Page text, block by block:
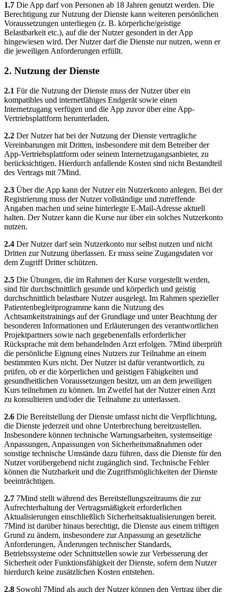
1.7 Die App darf von Personen ab 18 Jahren genutzt werden. Die
Berechtigung zur Nutzung der Dienste kann weiteren persönlichen
Voraussetzungen unterliegen (z. B. körperliche/geistige
Belastbarkeit etc.), auf die der Nutzer gesondert in der App
hingewiesen wird. Der Nutzer darf die Dienste nur nutzen, wenn er
die jeweiligen Anforderungen erfüllt.
2. Nutzung der Dienste
2.1 Für die Nutzung der Dienste muss der Nutzer über ein
kompatibles und internetfähiges Endgerät sowie einen
Internetzugang verfügen und die App zuvor über eine App-
Vertriebsplattform herunterladen.
2.2 Der Nutzer hat bei der Nutzung der Dienste vertragliche
Vereinbarungen mit Dritten, insbesondere mit dem Betreiber der
App-Vertriebsplattform oder seinem Internetzugangsanbieter, zu
berücksichtigen. Hierdurch anfallende Kosten sind nicht Bestandteil
des Vertrags mit 7Mind.
2.3 Über die App kann der Nutzer ein Nutzerkonto anlegen. Bei der
Registrierung muss der Nutzer vollständige und zutreffende
Angaben machen und seine hinterlegte E-Mail-Adresse aktuell
halten. Der Nutzer kann die Kurse nur über ein solches Nutzerkonto
nutzen.
2.4 Der Nutzer darf sein Nutzerkonto nur selbst nutzen und nicht
Dritten zur Nutzung überlassen. Er muss seine Zugangsdaten vor
dem Zugriff Dritter schützen.
2.5 Die Übungen, die im Rahmen der Kurse vorgestellt werden,
sind für durchschnittlich gesunde und körperlich und geistig
durchschnittlich belastbare Nutzer ausgelegt. Im Rahmen spezieller
Patientenbegleitprogramme kann die Nutzung des
Achtsamkeitstrainings auf der Grundlage und unter Beachtung der
besonderen Informationen und Erläuterungen des verantwortlichen
Projektpartners sowie nach gegebenenfalls erforderlicher
Rücksprache mit dem behandelnden Arzt erfolgen. 7Mind überprüft
die persönliche Eignung eines Nutzers zur Teilnahme an einem
bestimmten Kurs nicht. Der Nutzer ist dafür verantwortlich, zu
prüfen, ob er die körperlichen und geistigen Fähigkeiten und
gesundheitlichen Voraussetzungen besitzt, um an dem jeweiligen
Kurs teilnehmen zu können. Im Zweifel hat der Nutzer einen Arzt
zu konsultieren und/oder die Teilnahme zu unterlassen.
2.6 Die Bereitstellung der Dienste umfasst nicht die Verpflichtung,
die Dienste jederzeit und ohne Unterbrechung bereitzustellen.
Insbesondere können technische Wartungsarbeiten, systemseitige
Anpassungen, Anpassungen von Sicherheitsmaßnahmen oder
sonstige technische Umstände dazu führen, dass die Dienste für den
Nutzer vorübergehend nicht zugänglich sind. Technische Fehler
können die Nutzbarkeit und die Zugriffsmöglichkeiten der Dienste
beeinträchtigen.
2.7 7Mind stellt während des Bereitstellungszeitraums die zur
Aufrechterhaltung der Vertragsmäßigkeit erforderlichen
Aktualisierungen einschließlich Sicherheitsaktualisierungen bereit.
7Mind ist darüber hinaus berechtigt, die Dienste aus einem triftigen
Grund zu ändern, insbesondere zur Anpassung an gesetzliche
Anforderungen, Änderungen technischer Standards,
Betriebssysteme oder Schnittstellen sowie zur Verbesserung der
Sicherheit oder Funktionsfähigkeit der Dienste, sofern dem Nutzer
hierdurch keine zusätzlichen Kosten entstehen.
2.8 Sowohl 7Mind als auch der Nutzer können den Vertrag über die